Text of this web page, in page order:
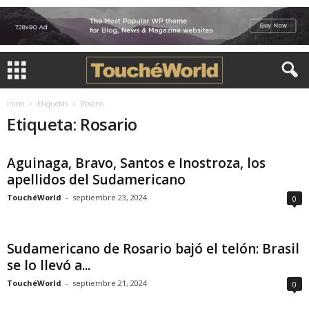
Inicio Etiquetas Rosario
Etiqueta: Rosario
Aguinaga, Bravo, Santos e Inostroza, los
apellidos del Sudamericano
TouchéWorld - septiembre 23, 2024 0
Sudamericano de Rosario bajó el telón: Brasil
se lo llevó a...
TouchéWorld - septiembre 21, 2024 0